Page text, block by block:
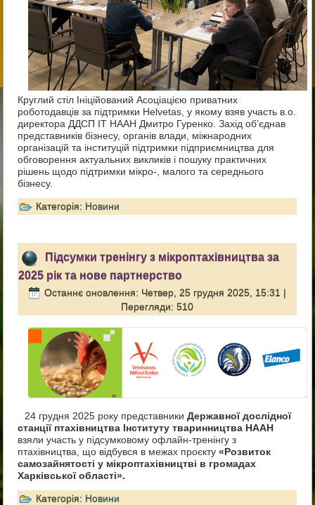
Круглий стіл Ініційований Асоціацією приватних
роботодавців за підтримки Helvetas, у якому взяв участь в.о.
директора ДДСП ІТ НААН Дмитро Гуренко. Захід об’єднав
представників бізнесу, органів влади, міжнародних
організацій та інституцій підтримки підприємництва для
обговорення актуальних викликів і пошуку практичних
рішень щодо підтримки мікро-, малого та середнього
бізнесу.
Категорія: Новини
Підсумки тренінгу з мікроптахівництва за
2025 рік та нове партнерство
Останнє оновлення: Четвер, 25 грудня 2025, 15:31 |
Перегляди: 510
24 грудня 2025 року представники Державної дослідної
станції птахівництва Інституту тваринництва НААН
взяли участь у підсумковому офлайн-тренінгу з
птахівництва, що відбувся в межах проєкту «Розвиток
самозайнятості у мікроптахівництві в громадах
Харківської області».
Категорія: Новини